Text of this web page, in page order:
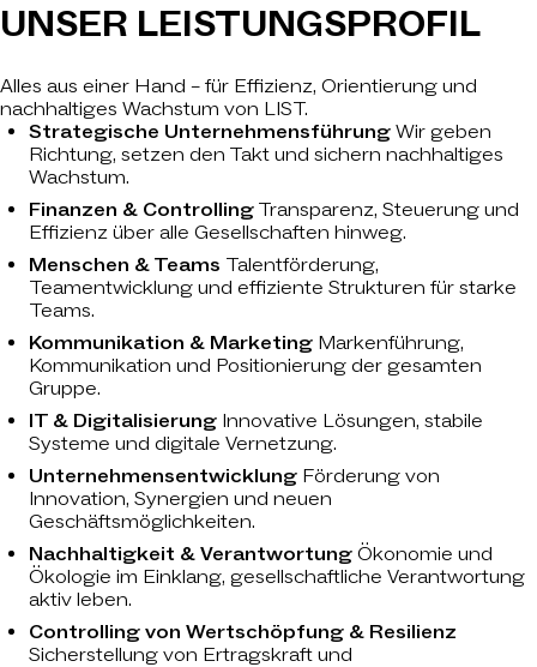
UNSER LEISTUNGSPROFIL
Alles aus einer Hand – für Effizienz, Orientierung und
nachhaltiges Wachstum von LIST.
Strategische Unternehmensführung Wir geben
Richtung, setzen den Takt und sichern nachhaltiges
Wachstum.
Finanzen & Controlling Transparenz, Steuerung und
Effizienz über alle Gesellschaften hinweg.
Menschen & Teams Talentförderung,
Teamentwicklung und effiziente Strukturen für starke
Teams.
Kommunikation & Marketing Markenführung,
Kommunikation und Positionierung der gesamten
Gruppe.
IT & Digitalisierung Innovative Lösungen, stabile
Systeme und digitale Vernetzung.
Unternehmensentwicklung Förderung von
Innovation, Synergien und neuen
Geschäftsmöglichkeiten.
Nachhaltigkeit & Verantwortung Ökonomie und
Ökologie im Einklang, gesellschaftliche Verantwortung
aktiv leben.
Controlling von Wertschöpfung & Resilienz
Sicherstellung von Ertragskraft und